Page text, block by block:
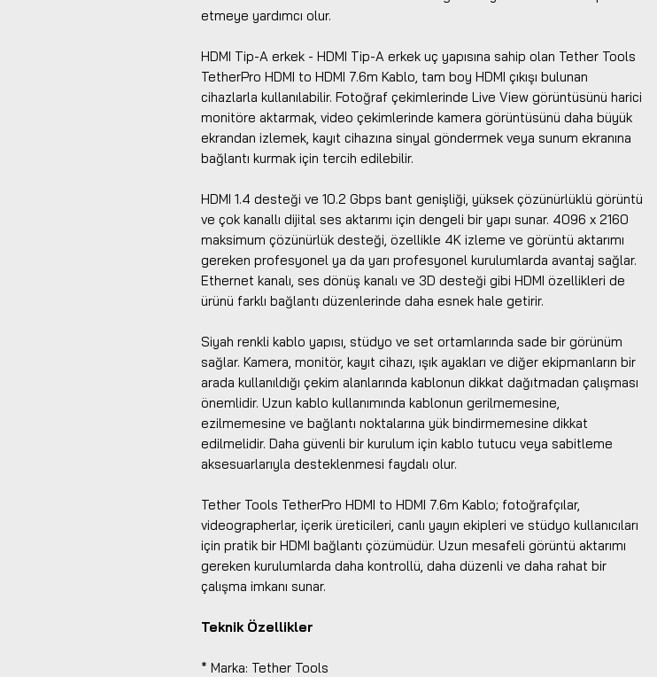
etmeye yardımcı olur.
HDMI Tip-A erkek - HDMI Tip-A erkek uç yapısına sahip olan Tether Tools
TetherPro HDMI to HDMI 7.6m Kablo, tam boy HDMI çıkışı bulunan
cihazlarla kullanılabilir. Fotoğraf çekimlerinde Live View görüntüsünü harici
monitöre aktarmak, video çekimlerinde kamera görüntüsünü daha büyük
ekrandan izlemek, kayıt cihazına sinyal göndermek veya sunum ekranına
bağlantı kurmak için tercih edilebilir.
HDMI 1.4 desteği ve 10.2 Gbps bant genişliği, yüksek çözünürlüklü görüntü
ve çok kanallı dijital ses aktarımı için dengeli bir yapı sunar. 4096 x 2160
maksimum çözünürlük desteği, özellikle 4K izleme ve görüntü aktarımı
gereken profesyonel ya da yarı profesyonel kurulumlarda avantaj sağlar.
Ethernet kanalı, ses dönüş kanalı ve 3D desteği gibi HDMI özellikleri de
ürünü farklı bağlantı düzenlerinde daha esnek hale getirir.
Siyah renkli kablo yapısı, stüdyo ve set ortamlarında sade bir görünüm
sağlar. Kamera, monitör, kayıt cihazı, ışık ayakları ve diğer ekipmanların bir
arada kullanıldığı çekim alanlarında kablonun dikkat dağıtmadan çalışması
önemlidir. Uzun kablo kullanımında kablonun gerilmemesine,
ezilmemesine ve bağlantı noktalarına yük bindirmemesine dikkat
edilmelidir. Daha güvenli bir kurulum için kablo tutucu veya sabitleme
aksesuarlarıyla desteklenmesi faydalı olur.
Tether Tools TetherPro HDMI to HDMI 7.6m Kablo; fotoğrafçılar,
videographerlar, içerik üreticileri, canlı yayın ekipleri ve stüdyo kullanıcıları
için pratik bir HDMI bağlantı çözümüdür. Uzun mesafeli görüntü aktarımı
gereken kurulumlarda daha kontrollü, daha düzenli ve daha rahat bir
çalışma imkanı sunar.
Teknik Özellikler
* Marka: Tether Tools